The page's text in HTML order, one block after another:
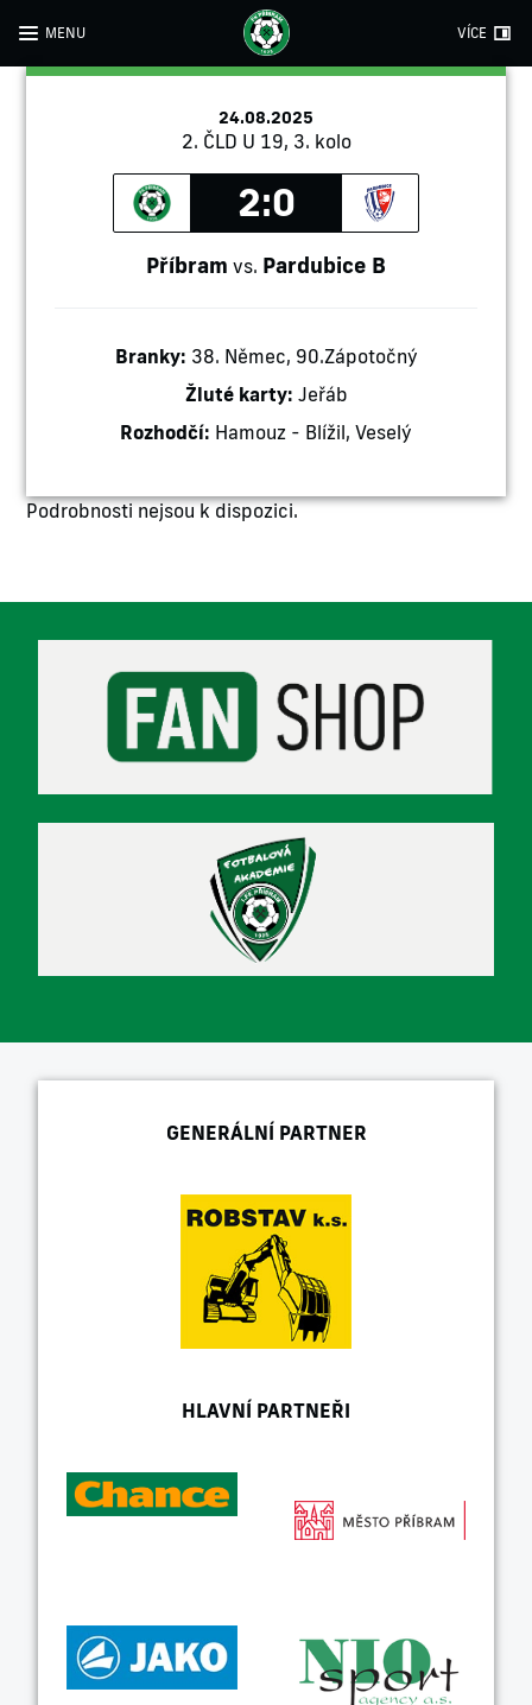
MENU VÍCE
24.08.2025
2. ČLD U 19, 3. kolo
2:0
Příbram vs. Pardubice B
Branky: 38. Němec, 90.Zápotočný
Žluté karty: Jeřáb
Rozhodčí: Hamouz - Blížil, Veselý
Podrobnosti nejsou k dispozici.
GENERÁLNÍ PARTNER
HLAVNÍ PARTNEŘI